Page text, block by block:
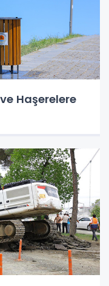
Haşerelere